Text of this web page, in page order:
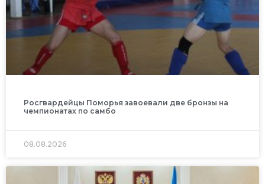
Росгвардейцы Поморья завоевали две бронзы на
чемпионатах по самбо
08.08.2026